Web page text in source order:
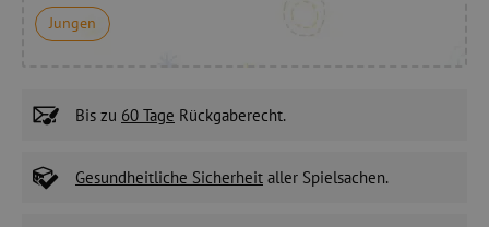
Jungen
Bis zu 60 Tage Rückgaberecht.
Gesundheitliche Sicherheit aller Spielsachen.